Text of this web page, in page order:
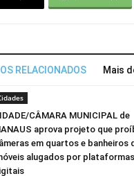
RELACIONADOS Mais
CÂMARA MUNICIPAL de
aprova projeto que
em quartos e banheiros
alugados por plataformas